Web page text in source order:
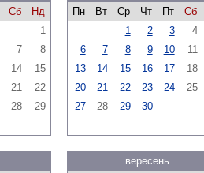
Сб
Нд
1
7
8
14
15
21
22
28
29
Пн
Вт Ср Чт Пт Сб
1
2 3 4
6
7 8 9 10 11
13
14 15 16 17 18
20
21 22 23 24 25
27
28 29 30
вересень